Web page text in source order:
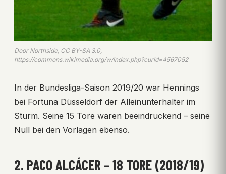
Door Northside, CC BY-SA 3.0,
https://commons.wikimedia.org/w/index.php?curid=4567052
In der Bundesliga-Saison 2019/20 war Hennings
bei Fortuna Düsseldorf der Alleinunterhalter im
Sturm. Seine 15 Tore waren beeindruckend – seine
Null bei den Vorlagen ebenso.
2. PACO ALCÁCER – 18 TORE (2018/19)